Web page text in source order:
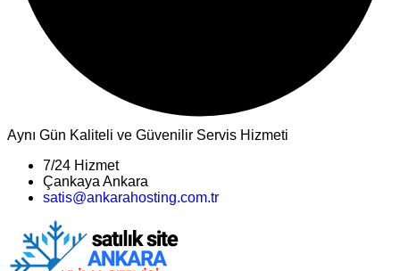
Aynı Gün Kaliteli ve Güvenilir Servis Hizmeti
7/24 Hizmet
Çankaya Ankara
satis@ankarahosting.com.tr